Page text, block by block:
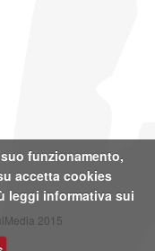
funzionamento,
accetta cookies
leggi informativa sui
2015